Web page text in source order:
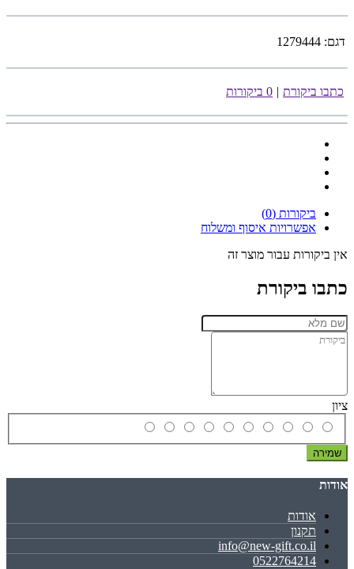
דגם: 1279444
כתבו ביקורת | 0 ביקורות
ביקורות (0)
אפשרויות איסוף ומשלוח
אין ביקורות עבור מוצר זה
כתבו ביקורת
ציון
שמירה
אודות
אודות
תקנון
info@new-gift.co.il
0522764214